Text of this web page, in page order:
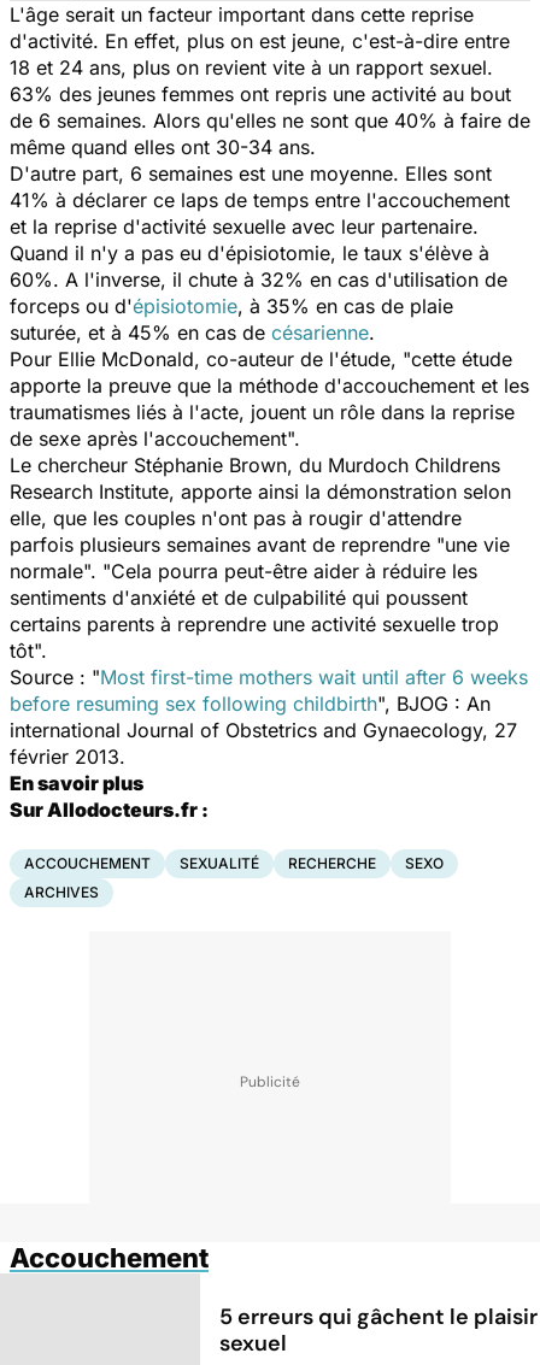
L'âge serait un facteur important dans cette reprise
d'activité. En effet, plus on est jeune, c'est-à-dire entre
18 et 24 ans, plus on revient vite à un rapport sexuel.
63% des jeunes femmes ont repris une activité au bout
de 6 semaines. Alors qu'elles ne sont que 40% à faire de
même quand elles ont 30-34 ans.
D'autre part, 6 semaines est une moyenne. Elles sont
41% à déclarer ce laps de temps entre l'accouchement
et la reprise d'activité sexuelle avec leur partenaire.
Quand il n'y a pas eu d'épisiotomie, le taux s'élève à
60%. A l'inverse, il chute à 32% en cas d'utilisation de
forceps ou d'épisiotomie, à 35% en cas de plaie
suturée, et à 45% en cas de césarienne.
Pour Ellie McDonald, co-auteur de l'étude, "cette étude
apporte la preuve que la méthode d'accouchement et les
traumatismes liés à l'acte, jouent un rôle dans la reprise
de sexe après l'accouchement".
Le chercheur Stéphanie Brown, du Murdoch Childrens
Research Institute, apporte ainsi la démonstration selon
elle, que les couples n'ont pas à rougir d'attendre
parfois plusieurs semaines avant de reprendre "une vie
normale". "Cela pourra peut-être aider à réduire les
sentiments d'anxiété et de culpabilité qui poussent
certains parents à reprendre une activité sexuelle trop
tôt".
Source : "Most first-time mothers wait until after 6 weeks
before resuming sex following childbirth", BJOG : An
international Journal of Obstetrics and Gynaecology, 27
février 2013.
En savoir plus
Sur Allodocteurs.fr :
ACCOUCHEMENT SEXUALITÉ RECHERCHE
SEXO
ARCHIVES
Accouchement
5 erreurs qui gâchent le plaisir
sexuel